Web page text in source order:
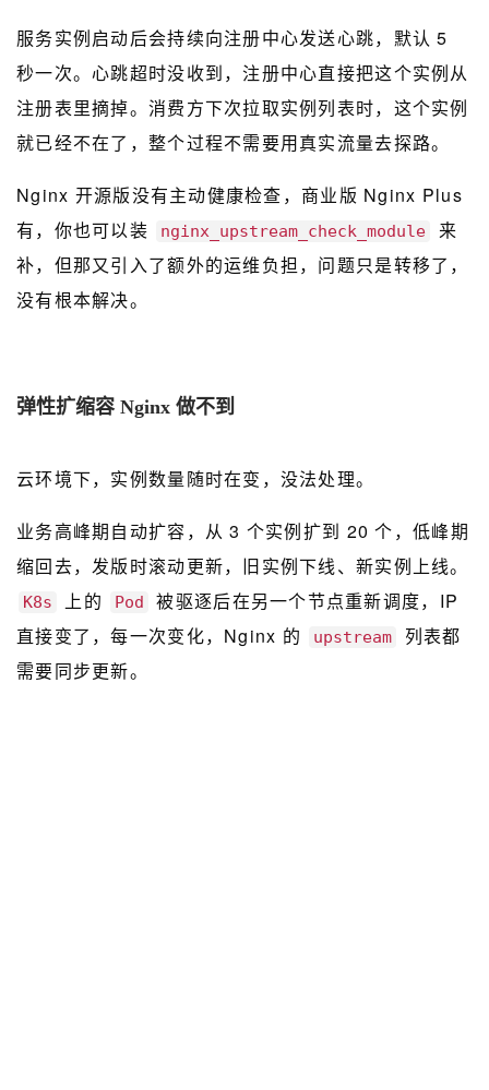
服务实例启动后会持续向注册中心发送心跳，默认 5
秒一次。心跳超时没收到，注册中心直接把这个实例从
注册表里摘掉。消费方下次拉取实例列表时，这个实例
就已经不在了，整个过程不需要用真实流量去探路。
Nginx 开源版没有主动健康检查，商业版 Nginx Plus
有，你也可以装
nginx_upstream_check_module
来
补，但那又引入了额外的运维负担，问题只是转移了，
没有根本解决。
弹性扩缩容 Nginx 做不到
云环境下，实例数量随时在变，没法处理。
业务高峰期自动扩容，从 3 个实例扩到 20 个，低峰期
缩回去，发版时滚动更新，旧实例下线、新实例上线。
K8s 上的 Pod
被驱逐后在另一个节点重新调度，IP
直接变了，每一次变化，Nginx 的
upstream
列表都
需要同步更新。